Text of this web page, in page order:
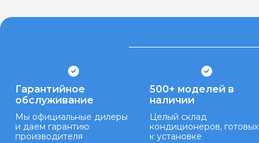
Гарантийное
обслуживание
Мы официальные дилеры
и даем гарантию
производителя
500+ моделей в
наличии
Целый склад
кондиционеров, готовых
к установке